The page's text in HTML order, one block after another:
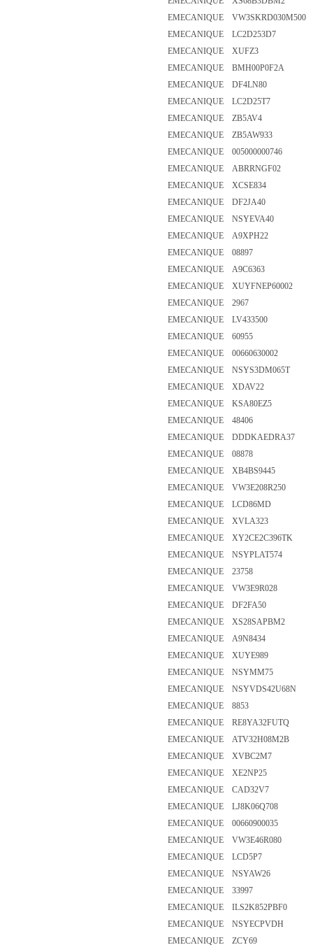
EMECANIQUE
EMECANIQUE LC2D253D7
EMECANIQUE XUFZ3
EMECANIQUE BMH00P0F2A
EMECANIQUE DF4LN80
EMECANIQUE LC2D25T7
EMECANIQUE ZB5AV4
EMECANIQUE ZB5AW933
EMECANIQUE 005000000746
EMECANIQUE ABRRNGF02
EMECANIQUE XCSE834
EMECANIQUE DF2JA40
EMECANIQUE NSYEVA40
EMECANIQUE A9XPH22
EMECANIQUE 08897
EMECANIQUE A9C6363
EMECANIQUE XUYFNEP60002
EMECANIQUE 2967
EMECANIQUE LV433500
EMECANIQUE 60955
EMECANIQUE 00660630002
EMECANIQUE NSYS3DM065T
EMECANIQUE XDAV22
EMECANIQUE KSA80EZ5
EMECANIQUE 48406
EMECANIQUE DDDKAEDRA37
EMECANIQUE 08878
EMECANIQUE XB4BS9445
EMECANIQUE VW3E208R250
EMECANIQUE LCD86MD
EMECANIQUE XVLA323
EMECANIQUE XY2CE2C396TK
EMECANIQUE NSYPLAT574
EMECANIQUE 23758
EMECANIQUE VW3E9R028
EMECANIQUE DF2FA50
EMECANIQUE XS28SAPBM2
EMECANIQUE A9N8434
EMECANIQUE XUYE989
EMECANIQUE NSYMM75
EMECANIQUE NSYVDS42U68N
EMECANIQUE 8853
EMECANIQUE RE8YA32FUTQ
EMECANIQUE ATV32H08M2B
EMECANIQUE XVBC2M7
EMECANIQUE XE2NP25
EMECANIQUE CAD32V7
EMECANIQUE LJ8K06Q708
EMECANIQUE 00660900035
EMECANIQUE VW3E46R080
EMECANIQUE LCD5P7
EMECANIQUE NSYAW26
EMECANIQUE 33997
EMECANIQUE ILS2K852PBF0
EMECANIQUE NSYECPVDH
EMECANIQUE ZCY69